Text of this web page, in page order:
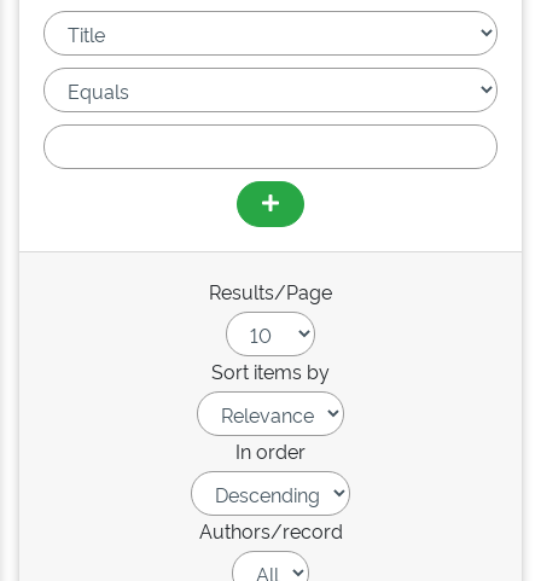
Results/Page
Sort items by
In order
Authors/record